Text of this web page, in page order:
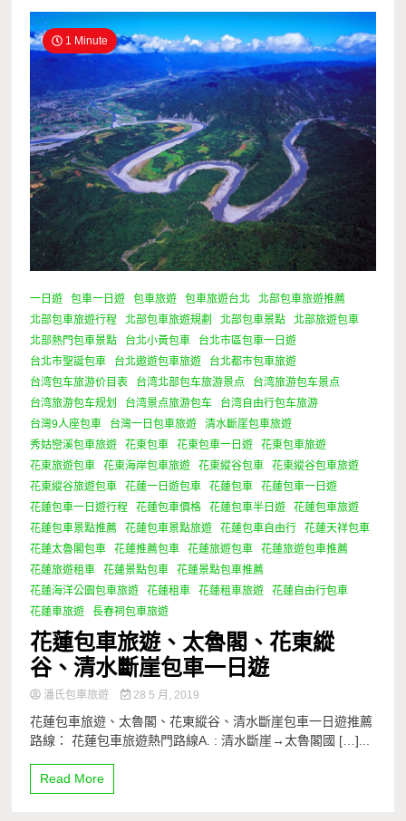
1 Minute
一日遊 包車一日遊 包車旅遊 包車旅遊台北
北部包車旅遊推薦
北部包車旅遊行程
北部包車旅遊規劃 北部包車景點
北部旅遊包車
北部熱門包車景點
台北小黃包車
台北市區包車一日遊
台北市聖誕包車
台北遨遊包車旅遊
台北都市包車旅遊
台湾包车旅游价目表
台湾北部包车旅游景点
台湾旅游包车景点
台湾旅游包车规划
台湾景点旅游包车
台湾自由行包车旅游
台灣9人座包車
台灣一日包車旅遊
清水斷崖包車旅遊
秀姑巒溪包車旅遊
花東包車 花東包車一日遊
花東包車旅遊
花東旅遊包車
花東海岸包車旅遊 花東縱谷包車
花東縱谷包車旅遊
花東縱谷旅遊包車
花蓮一日遊包車 花蓮包車
花蓮包車一日遊
花蓮包車一日遊行程
花蓮包車價格 花蓮包車半日遊
花蓮包車旅遊
花蓮包車景點推薦
花蓮包車景點旅遊 花蓮包車自由行
花蓮天祥包車
花蓮太魯閣包車
花蓮推薦包車 花蓮旅遊包車
花蓮旅遊包車推薦
花蓮旅遊租車
花蓮景點包車
花蓮景點包車推薦
花蓮海洋公園包車旅遊
花蓮租車 花蓮租車旅遊
花蓮自由行包車
花蓮車旅遊
長春祠包車旅遊
花蓮包車旅遊、太魯閣、花東縱
谷、清水斷崖包車一日遊
潘氏包車旅遊 28 5 月, 2019
花蓮包車旅遊、太魯閣、花東縱谷、清水斷崖包車一日遊推薦
路線： 花蓮包車旅遊熱門路線A. : 清水斷崖→太魯閣國 […]...
Read More